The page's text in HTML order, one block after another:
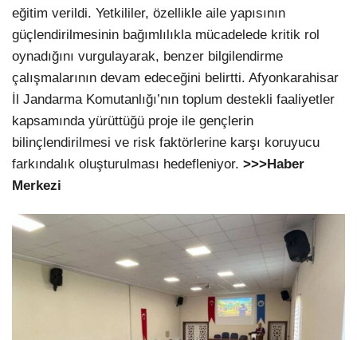
eğitim verildi. Yetkililer, özellikle aile yapısının
güçlendirilmesinin bağımlılıkla mücadelede kritik rol
oynadığını vurgulayarak, benzer bilgilendirme
çalışmalarının devam edeceğini belirtti. Afyonkarahisar
İl Jandarma Komutanlığı’nın toplum destekli faaliyetler
kapsamında yürüttüğü proje ile gençlerin
bilinçlendirilmesi ve risk faktörlerine karşı koruyucu
farkındalık oluşturulması hedefleniyor. >>>Haber
Merkezi